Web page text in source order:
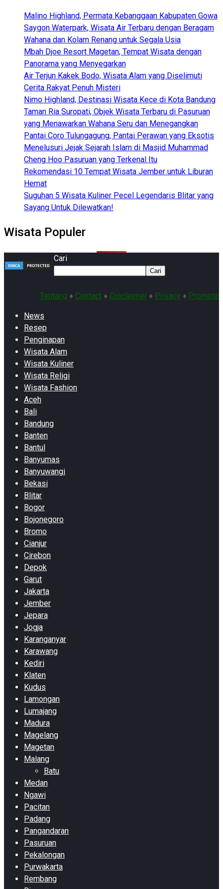
Malino Highland, Permata Kebanggaan Kabupaten Gowa
Saygon Waterpark, Wisata Air Terbaru dengan Beragam
Wahana dan Kolam Renang untuk Segala Usia
Mbah Djoe Resort Magetan, Tempat Wisata dengan
Panorama yang Menyegarkan
Air Terjun Kakek Bodo, Wisata Alam yang Diselimuti
Cerita Rakyat Penuh Misteri
Nimo Highland, Destinasi Wisata Kece di Kota Bandung
Taman Ria Suropati, Objek Wisata Terbaru di Pasuruan
yang Menawarkan Wahana Seru dan Menegangkan
Pantai Coro Tulungagung, Pantai Perawan yang Eksotis
Menelusuri Jejak Sejarah Islam di Masjid Muhammad
Cheng Hoo Pasuruan yang Terkenal Itu
Rekomendasi 10 Tempat Wisata Jember untuk Liburan
Hemat
Suguhan 5 Wisata Kuliner Pecel Legendaris Blitar yang
Sayang Untuk Dilewatkan!
Wisata Populer
Tentang ♦ Contact ♦ Disclaimer ♦ Privacy ♦ Promote
Cari
Cari
News
Resep
Penginapan
Wisata Alam
Wisata Kuliner
Wisata Religi
Wisata Fashion
Aceh
Bali
Bandung
Banten
Bantul
Banyumas
Banyuwangi
Bekasi
Blitar
Bogor
Bojonegoro
Bromo
Cianjur
Cirebon
Depok
Garut
Jakarta
Jember
Jepara
Jogja
Karanganyar
Karawang
Kediri
Klaten
Kudus
Lamongan
Lumajang
Madura
Magelang
Magetan
Malang
Batu
Medan
Ngawi
Pacitan
Padang
Pangandaran
Pasuruan
Pekalongan
Purwakarta
Rembang